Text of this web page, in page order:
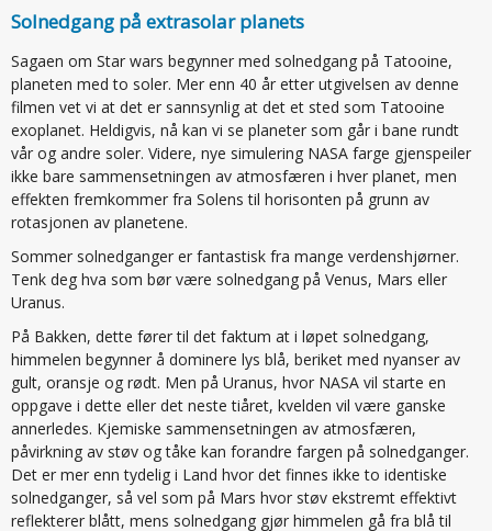
Solnedgang på extrasolar planets
Sagaen om Star wars begynner med solnedgang på Tatooine,
planeten med to soler. Mer enn 40 år etter utgivelsen av denne
filmen vet vi at det er sannsynlig at det et sted som Tatooine
exoplanet. Heldigvis, nå kan vi se planeter som går i bane rundt
vår og andre soler. Videre, nye simulering NASA farge gjenspeiler
ikke bare sammensetningen av atmosfæren i hver planet, men
effekten fremkommer fra Solens til horisonten på grunn av
rotasjonen av planetene.
Sommer solnedganger er fantastisk fra mange verdenshjørner.
Tenk deg hva som bør være solnedgang på Venus, Mars eller
Uranus.
På Bakken, dette fører til det faktum at i løpet solnedgang,
himmelen begynner å dominere lys blå, beriket med nyanser av
gult, oransje og rødt. Men på Uranus, hvor NASA vil starte en
oppgave i dette eller det neste tiåret, kvelden vil være ganske
annerledes. Kjemiske sammensetningen av atmosfæren,
påvirkning av støv og tåke kan forandre fargen på solnedganger.
Det er mer enn tydelig i Land hvor det finnes ikke to identiske
solnedganger, så vel som på Mars hvor støv ekstremt effektivt
reflekterer blått, mens solnedgang gjør himmelen gå fra blå til